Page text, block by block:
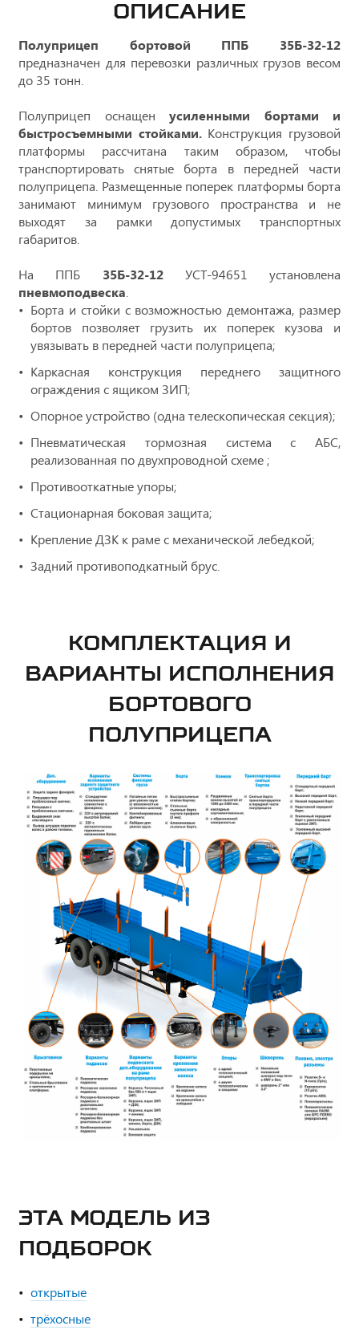
ОПИСАНИЕ
Полуприцеп бортовой ППБ 35Б-32-12
предназначен для перевозки различных грузов весом
до 35 тонн.
Полуприцеп оснащен усиленными бортами и
быстросъемными стойками. Конструкция грузовой
платформы рассчитана таким образом, чтобы
транспортировать снятые борта в передней части
полуприцепа. Размещенные поперек платформы борта
занимают минимум грузового пространства и не
выходят за рамки допустимых транспортных
габаритов.
На ППБ 35Б-32-12УСТ-94651 установлена
пневмоподвеска.
Борта и стойки с возможностью демонтажа, размер
бортов позволяет грузить их поперек кузова и
увязывать в передней части полуприцепа;
Каркасная конструкция переднего защитного
ограждения с ящиком ЗИП;
Опорное устройство (одна телескопическая секция);
Пневматическая тормозная
система с АБС,
реализованная по двухпроводной схеме ;
Противооткатные упоры;
Стационарная боковая защита;
Крепление ДЗК к раме с механической лебедкой;
Задний противоподкатный брус.
КОМПЛЕКТАЦИЯ И
ВАРИАНТЫ ИСПОЛНЕНИЯ
БОРТОВОГО
ПОЛУПРИЦЕПА
ЭТА МОДЕЛЬ ИЗ
ПОДБОРОК
открытые
трёхосные